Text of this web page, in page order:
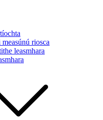
riosca
leasmhara